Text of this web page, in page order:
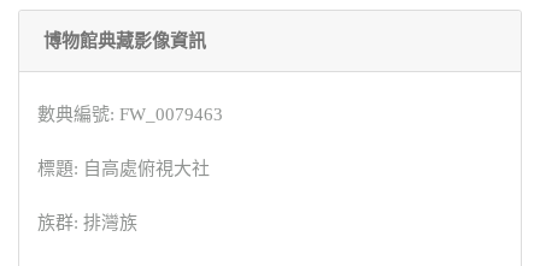
博物館典藏影像資訊
數典編號: FW_0079463
標題: 自高處俯視大社
族群: 排灣族